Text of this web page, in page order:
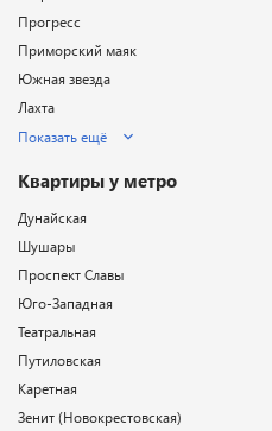
Прогресс
Приморский маяк
Южная звезда
Лахта
Показать ещё
Квартиры у метро
Дунайская
Шушары
Проспект Славы
Юго-Западная
Театральная
Путиловская
Каретная
Зенит (Новокрестовская)